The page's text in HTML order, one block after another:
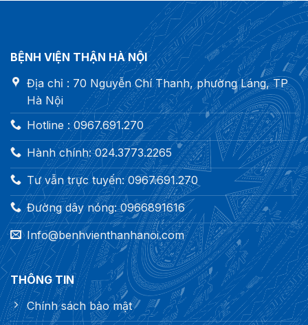
BỆNH VIỆN THẬN HÀ NỘI
Địa chỉ : 70 Nguyễn Chí Thanh, phường Láng, TP
Hà Nội
Hotline : 0967.691.270
Hành chính: 024.3773.2265
Tư vẫn trực tuyến: 0967.691.270
Đường dây nóng: 0966891616
Info@benhvienthanhanoi.com
THÔNG TIN
Chính sách bảo mật